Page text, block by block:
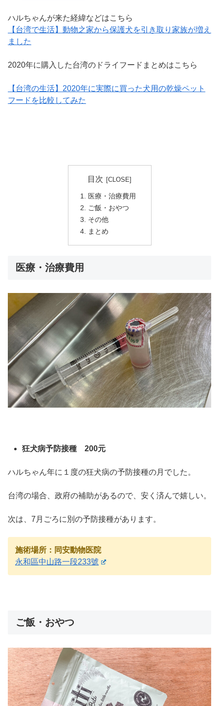
ハルちゃんが来た経緯などはこちら
【台湾で生活】動物之家から保護犬を引き取り家族が増え
ました
2020年に購入した台湾のドライフードまとめはこちら
【台湾の生活】2020年に実際に買った犬用の乾燥ペット
フードを比較してみた
目次
医療・治療費用
ご飯・おやつ
その他
まとめ
医療・治療費用
狂犬病予防接種 200元
ハルちゃん年に１度の狂犬病の予防接種の月でした。
台湾の場合、政府の補助があるので、安く済んで嬉しい。
次は、7月ごろに別の予防接種があります。
施術場所：同安動物医院
永和區中山路一段233號
ご飯・おやつ